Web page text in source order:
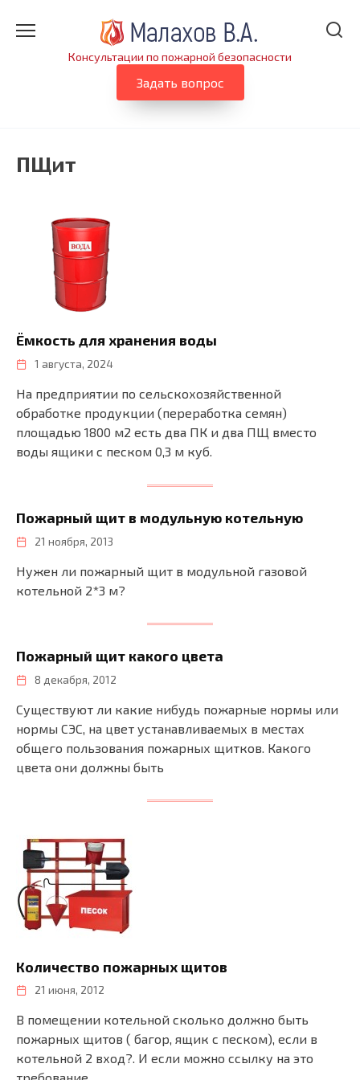
Консультации по пожарной безопасности
Задать вопрос
ПЩит
Ёмкость для хранения воды
1 августа, 2024
На предприятии по сельскохозяйственной
обработке продукции (переработка семян)
площадью 1800 м2 есть два ПК и два ПЩ вместо
воды ящики с песком 0,3 м куб.
Пожарный щит в модульную котельную
21 ноября, 2013
Нужен ли пожарный щит в модульной газовой
котельной 2*3 м?
Пожарный щит какого цвета
8 декабря, 2012
Существуют ли какие нибудь пожарные нормы или
нормы СЭС, на цвет устанавливаемых в местах
общего пользования пожарных щитков. Какого
цвета они должны быть
Количество пожарных щитов
21 июня, 2012
В помещении котельной сколько должно быть
пожарных щитов ( багор, ящик с песком), если в
котельной 2 вход?. И если можно ссылку на это